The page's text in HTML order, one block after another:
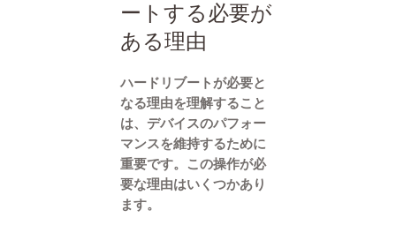
ートする必要が
ある理由
ハードリブートが必要と
なる理由を理解すること
は、デバイスのパフォー
マンスを維持するために
重要です。この操作が必
要な理由はいくつかあり
ます。